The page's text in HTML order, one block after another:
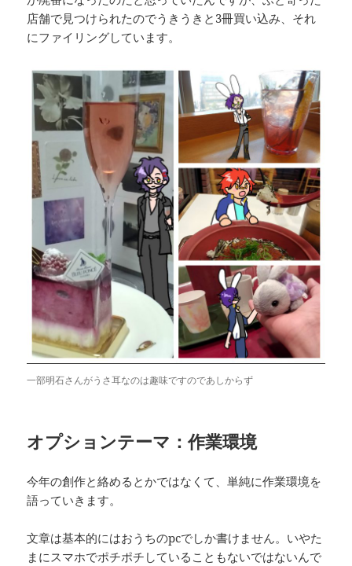
店舗で見つけられたのでうきうきと3冊買い込み、それ
にファイリングしています。
一部明石さんがうさ耳なのは趣味ですのであしからず
オプションテーマ：作業環境
今年の創作と絡めるとかではなくて、単純に作業環境を
語っていきます。
文章は基本的にはおうちのpcでしか書けません。いやた
まにスマホでポチポチしていることもないではないんで